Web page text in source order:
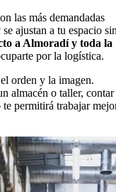
las más demandadas
ajustan a tu espacio
a Almoradí y toda la
por la logística.
orden y la imagen.
almacén o taller, contar
te permitirá trabajar